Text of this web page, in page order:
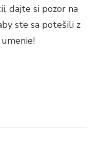
dajte si pozor na
ste sa potešili z